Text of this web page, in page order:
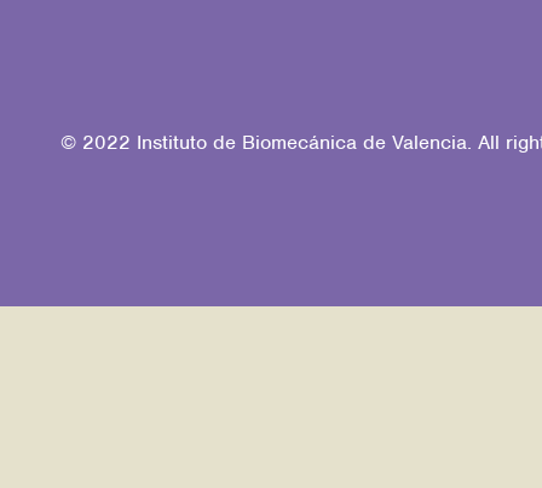
© 2022 Instituto de Biomecánica de Valencia. All